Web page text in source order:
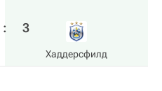
: 3
Хаддерсфилд